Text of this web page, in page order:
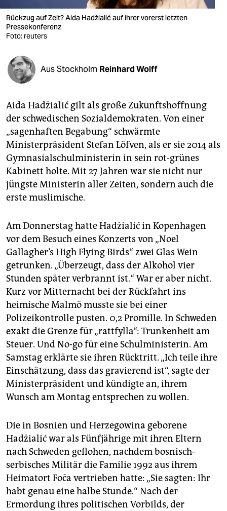
verlag
verlag
shop
fragen & hilfe
unterstützen
abo
genossenschaft
epaper login
Rückzug auf Zeit? Aida Hadžialić auf ihrer vorerst letzten
Pressekonferenz
Foto: reuters
Aus Stockholm Reinhard Wolff
Aida Hadžialić gilt als große Zukunftshoffnung
der schwedischen Sozialdemokraten. Von einer
„sagenhaften Begabung“ schwärmte
Ministerpräsident Stefan Löfven, als er sie 2014 als
Gymnasialschulministerin in sein rot-grünes
Kabinett holte. Mit 27 Jahren war sie nicht nur
jüngste Ministerin aller Zeiten, sondern auch die
erste muslimische.
Am Donnerstag hatte Hadžialić in Kopenhagen
vor dem Besuch eines Konzerts von „Noel
Gallagher’s High Flying Birds“ zwei Glas Wein
getrunken. „Überzeugt, dass der Alkohol vier
Stunden später verbrannt ist.“ War er aber nicht.
Kurz vor Mitternacht bei der Rückfahrt ins
heimische Malmö musste sie bei einer
Polizeikontrolle pusten. 0,2 Promille. In Schweden
exakt die Grenze für „rattfylla“: Trunkenheit am
Steuer. Und No-go für eine Schulministerin. Am
Samstag erklärte sie ihren Rücktritt. „Ich teile ihre
Einschätzung, dass das gravierend ist“, sagte der
Ministerpräsident und kündigte an, ihrem
Wunsch am Montag entsprechen zu wollen.
Die in Bosnien und Herzegowina geborene
Hadžialić war als Fünfjährige mit ihren Eltern
nach Schweden geflohen, nachdem bosnisch-
serbisches Militär die Familie 1992 aus ihrem
Heimatort Foča vertrieben hatte: „Sie sagten: Ihr
habt genau eine halbe Stunde.“ Nach der
Ermordung ihres politischen Vorbilds, der